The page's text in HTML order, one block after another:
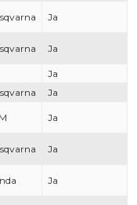
Ja
Ja
Ja
Ja
Ja
Ja
Ja